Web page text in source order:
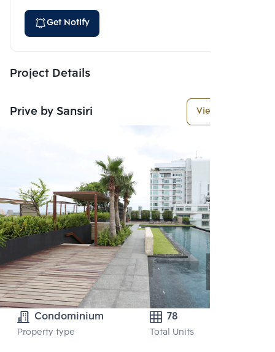
Get Notify
Project Details
Prive by Sansiri View More
Condominium
Property type
78
Total Units